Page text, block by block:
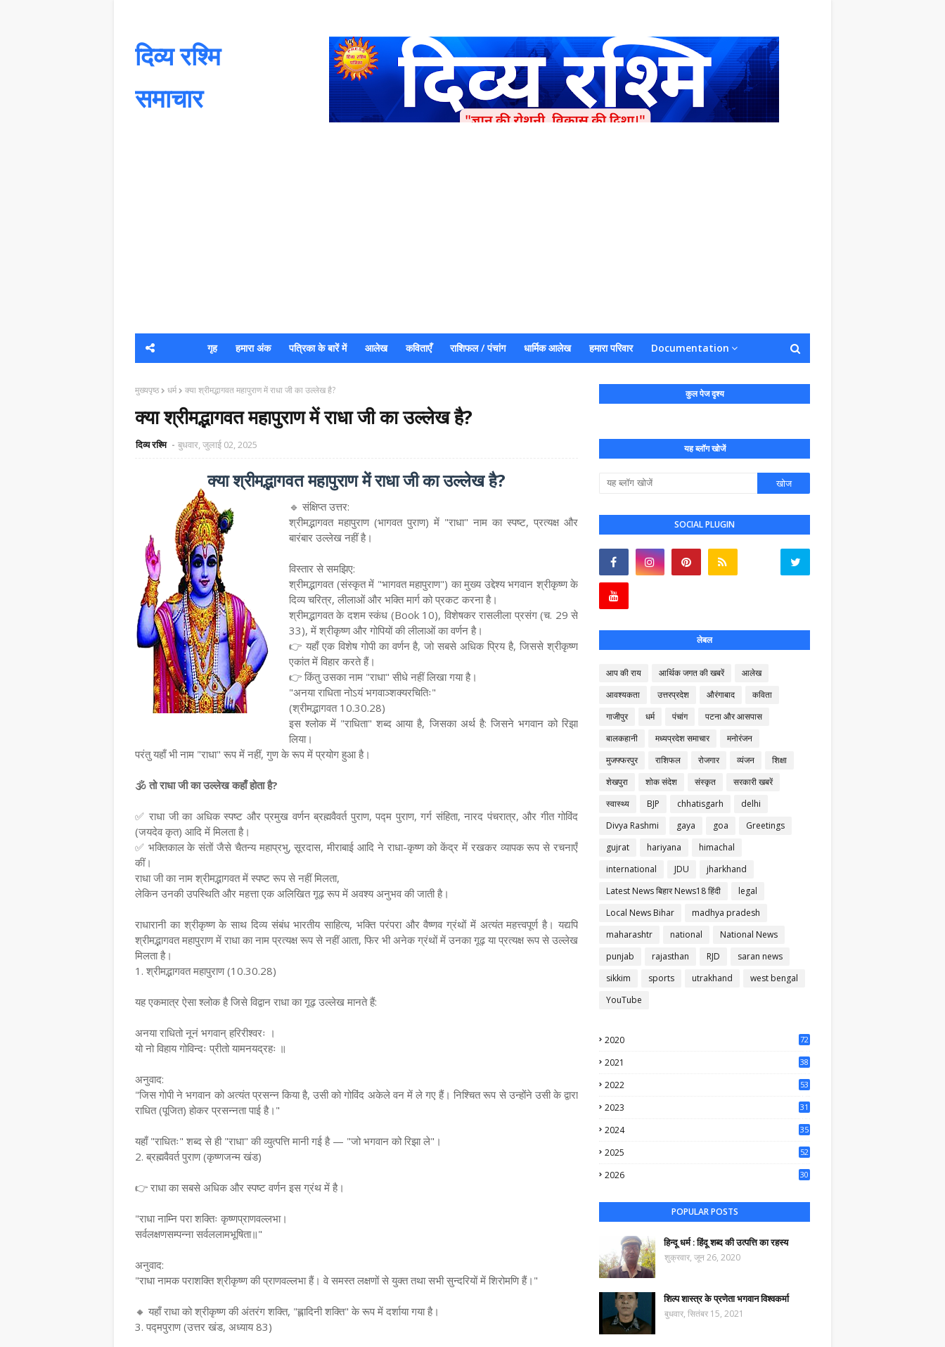
दिव्य रश्मि
समाचार
गृह हमारा अंक पत्रिका के बारें में आलेख कविताएँ राशिफल / पंचांग धार्मिक आलेख हमारा परिवार Documentation
मुख्यपृष्ठ धर्म क्या श्रीमद्भागवत महापुराण में राधा जी का उल्लेख है?
क्या श्रीमद्भागवत महापुराण में राधा जी का उल्लेख है?
दिव्य रश्मि बुधवार, जुलाई 02, 2025
क्या श्रीमद्भागवत महापुराण में राधा जी का उल्लेख है?
🔹 संक्षिप्त उत्तर:
श्रीमद्भागवत महापुराण (भागवत पुराण) में "राधा" नाम का स्पष्ट, प्रत्यक्ष और
बारंबार उल्लेख नहीं है।
विस्तार से समझिए:
श्रीमद्भागवत (संस्कृत में "भागवत महापुराण") का मुख्य उद्देश्य भगवान श्रीकृष्ण के
दिव्य चरित्र, लीलाओं और भक्ति मार्ग को प्रकट करना है।
श्रीमद्भागवत के दशम स्कंध (Book 10), विशेषकर रासलीला प्रसंग (च. 29 से
33), में श्रीकृष्ण और गोपियों की लीलाओं का वर्णन है।
👉 यहाँ एक विशेष गोपी का वर्णन है, जो सबसे अधिक प्रिय है, जिससे श्रीकृष्ण
एकांत में विहार करते हैं।
👉 किंतु उसका नाम "राधा" सीधे नहीं लिखा गया है।
"अनया राधिता नोऽयं भगवाञ्शक्यरचितिः"
(श्रीमद्भागवत 10.30.28)
इस श्लोक में "राधिता" शब्द आया है, जिसका अर्थ है: जिसने भगवान को रिझा
लिया।
परंतु यहाँ भी नाम "राधा" रूप में नहीं, गुण के रूप में प्रयोग हुआ है।
🕉 तो राधा जी का उल्लेख कहाँ होता है?
✅ राधा जी का अधिक स्पष्ट और प्रमुख वर्णन ब्रह्मवैवर्त पुराण, पद्म पुराण, गर्ग संहिता, नारद पंचरात्र, और गीत गोविंद
(जयदेव कृत) आदि में मिलता है।
✅ भक्तिकाल के संतों जैसे चैतन्य महाप्रभु, सूरदास, मीराबाई आदि ने राधा-कृष्ण को केंद्र में रखकर व्यापक रूप से रचनाएँ
कीं।
राधा जी का नाम श्रीमद्भागवत में स्पष्ट रूप से नहीं मिलता,
लेकिन उनकी उपस्थिति और महत्ता एक अलिखित गूढ़ रूप में अवश्य अनुभव की जाती है।
राधारानी का श्रीकृष्ण के साथ दिव्य संबंध भारतीय साहित्य, भक्ति परंपरा और वैष्णव ग्रंथों में अत्यंत महत्त्वपूर्ण है। यद्यपि
श्रीमद्भागवत महापुराण में राधा का नाम प्रत्यक्ष रूप से नहीं आता, फिर भी अनेक ग्रंथों में उनका गूढ़ या प्रत्यक्ष रूप से उल्लेख
मिलता है।
1. श्रीमद्भागवत महापुराण (10.30.28)
यह एकमात्र ऐसा श्लोक है जिसे विद्वान राधा का गूढ़ उल्लेख मानते हैं:
अनया राधितो नूनं भगवान् हरिरीश्वरः ।
यो नो विहाय गोविन्दः प्रीतो यामनयद्रहः ॥
अनुवाद:
"जिस गोपी ने भगवान को अत्यंत प्रसन्न किया है, उसी को गोविंद अकेले वन में ले गए हैं। निश्चित रूप से उन्होंने उसी के द्वारा
राधित (पूजित) होकर प्रसन्नता पाई है।"
यहाँ "राधितः" शब्द से ही "राधा" की व्युत्पत्ति मानी गई है — "जो भगवान को रिझा ले"।
2. ब्रह्मवैवर्त पुराण (कृष्णजन्म खंड)
👉 राधा का सबसे अधिक और स्पष्ट वर्णन इस ग्रंथ में है।
"राधा नाम्नि परा शक्तिः कृष्णप्राणवल्लभा।
सर्वलक्षणसम्पन्ना सर्वललामभूषिता॥"
अनुवाद:
"राधा नामक पराशक्ति श्रीकृष्ण की प्राणवल्लभा हैं। वे समस्त लक्षणों से युक्त तथा सभी सुन्दरियों में शिरोमणि हैं।"
🔸 यहाँ राधा को श्रीकृष्ण की अंतरंग शक्ति, "ह्लादिनी शक्ति" के रूप में दर्शाया गया है।
3. पद्मपुराण (उत्तर खंड, अध्याय 83)
कुल पेज दृश्य
यह ब्लॉग खोजें
SOCIAL PLUGIN
लेबल
आप की राय आर्थिक जगत की खबरें
आलेख
आवश्यकता
उत्तरप्रदेश औरंगाबाद
कविता
गाजीपुर
धर्म पंचांग
पटना और आसपास
बालकहानी
मध्यप्रदेश समाचार
मनोरंजन
मुजफ्फरपुर
राशिफल रोजगार व्यंजन
शिक्षा
शेखपुरा
शोक संदेश संस्कृत
सरकारी खबरें
स्वास्थ्य
BJP chhatisgarh
delhi
Divya Rashmi
gaya goa
Greetings
gujrat
hariyana
himachal
international
JDU
jharkhand
Latest News बिहार News18 हिंदी
legal
Local News Bihar
madhya pradesh
maharashtr
national
National News
punjab
rajasthan RJD
saran news
sikkim
sports utrakhand
west bengal
YouTube
2020
72
2021
38
2022
53
2023
31
2024
35
2025
52
2026
30
POPULAR POSTS
हिन्दू धर्म : हिंदू शब्द की उत्पत्ति का रहस्य
शुक्रवार, जून 26, 2020
शिल्प शास्त्र के प्रणेता भगवान विश्वकर्मा
बुधवार, सितंबर 15, 2021